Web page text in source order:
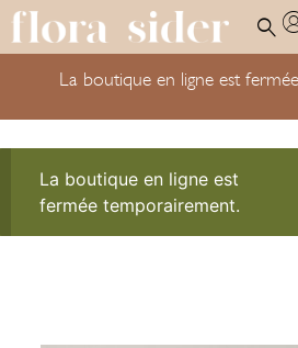
La boutique en ligne est
La boutique en ligne est
fermée temporairement.